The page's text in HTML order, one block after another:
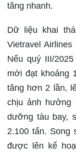
tăng nhanh.
Dữ liệu khai
Vietravel
Nếu quý III/
mới đạt khoảng
tăng hơn 2 lần,
chịu ảnh hưởng
dưỡng tàu bay,
2.100 tấn. Song
được lên kế